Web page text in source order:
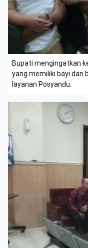
Bupati mengingatkan
yang memiliki bayi dan
layanan Posyandu.